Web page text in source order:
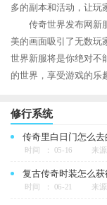
多的副本和活动，让玩
传奇世界发布网新
美的画面吸引了无数玩
世界新服将是你绝对不
的世界，享受游戏的乐
修行系统
传奇里白日门怎么去
时间 ： 05-16 来
复古传奇时装怎么获
时间 ： 06-21 来